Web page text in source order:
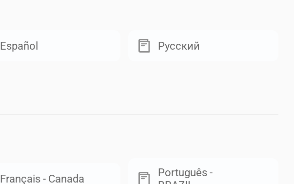
Español Русский
Français - Canada
Português -